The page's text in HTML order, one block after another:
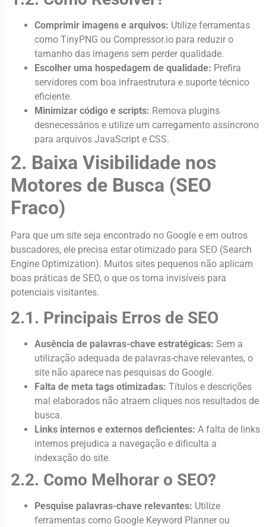
Comprimir imagens e arquivos: Utilize ferramentas
como TinyPNG ou Compressor.io para reduzir o
tamanho das imagens sem perder qualidade.
Escolher uma hospedagem de qualidade: Prefira
servidores com boa infraestrutura e suporte técnico
eficiente.
Minimizar código e scripts: Remova plugins
desnecessários e utilize um carregamento assíncrono
para arquivos JavaScript e CSS.
2. Baixa Visibilidade nos
Motores de Busca (SEO
Fraco)
Para que um site seja encontrado no Google e em outros
buscadores, ele precisa estar otimizado para SEO (Search
Engine Optimization). Muitos sites pequenos não aplicam
boas práticas de SEO, o que os torna invisíveis para
potenciais visitantes.
2.1. Principais Erros de SEO
Ausência de palavras-chave estratégicas: Sem a
utilização adequada de palavras-chave relevantes, o
site não aparece nas pesquisas do Google.
Falta de meta tags otimizadas: Títulos e descrições
mal elaborados não atraem cliques nos resultados de
busca.
Links internos e externos deficientes: A falta de links
internos prejudica a navegação e dificulta a
indexação do site.
2.2. Como Melhorar o SEO?
Pesquise palavras-chave relevantes: Utilize
ferramentas como Google Keyword Planner ou